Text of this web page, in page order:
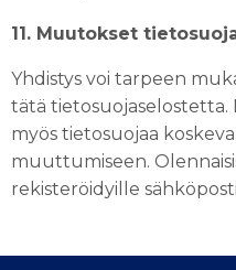
11. Muutokset
Yhdistys voi tarpeen
tätä
myös tietosuojaa
muuttumiseen.
rekisteröidyille